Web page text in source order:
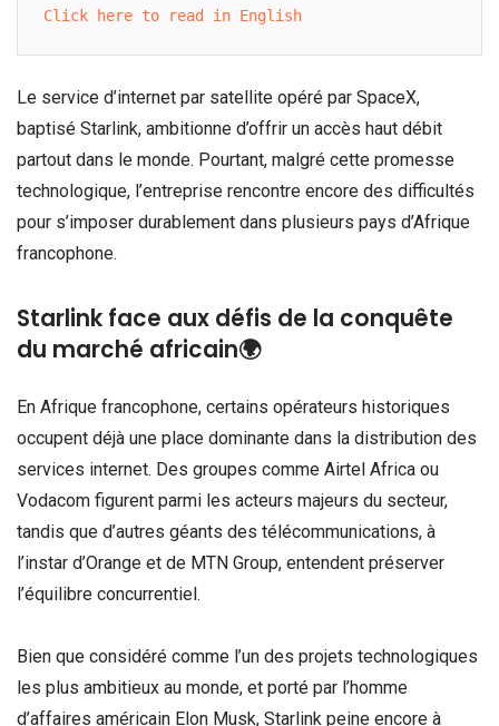
Click here to read in English
Le service d’internet par satellite opéré par SpaceX,
baptisé Starlink, ambitionne d’offrir un accès haut débit
partout dans le monde. Pourtant, malgré cette promesse
technologique, l’entreprise rencontre encore des difficultés
pour s’imposer durablement dans plusieurs pays d’Afrique
francophone.
Starlink face aux défis de la conquête
du marché africain🌍
En Afrique francophone, certains opérateurs historiques
occupent déjà une place dominante dans la distribution des
services internet. Des groupes comme Airtel Africa ou
Vodacom figurent parmi les acteurs majeurs du secteur,
tandis que d’autres géants des télécommunications, à
l’instar d’Orange et de MTN Group, entendent préserver
l’équilibre concurrentiel.
Bien que considéré comme l’un des projets technologiques
les plus ambitieux au monde, et porté par l’homme
d’affaires américain Elon Musk, Starlink peine encore à